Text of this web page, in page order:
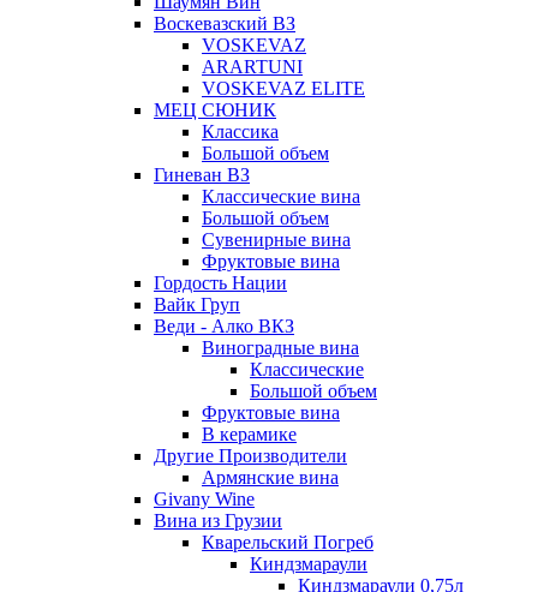
Воскевазский ВЗ
VOSKEVAZ
ARARTUNI
VOSKEVAZ ELITE
МЕЦ СЮНИК
Классика
Большой объем
Гиневан ВЗ
Классические вина
Большой объем
Сувенирные вина
Фруктовые вина
Гордость Нации
Вайк Груп
Веди - Алко ВКЗ
Виноградные вина
Классические
Большой объем
Фруктовые вина
В керамике
Другие Производители
Армянские вина
Givany Wine
Вина из Грузии
Кварельский Погреб
Киндзмараули
Киндзмараули 0,75л